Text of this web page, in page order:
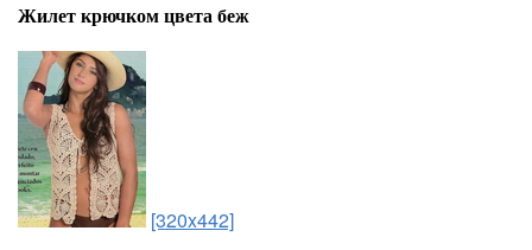
Жилет крючком цвета беж
[320x442]